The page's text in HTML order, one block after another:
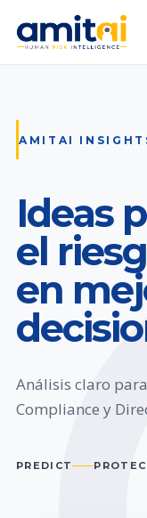
AMITAI
Ideas
el
en
Análisis claro
Compliance y
PREDICT